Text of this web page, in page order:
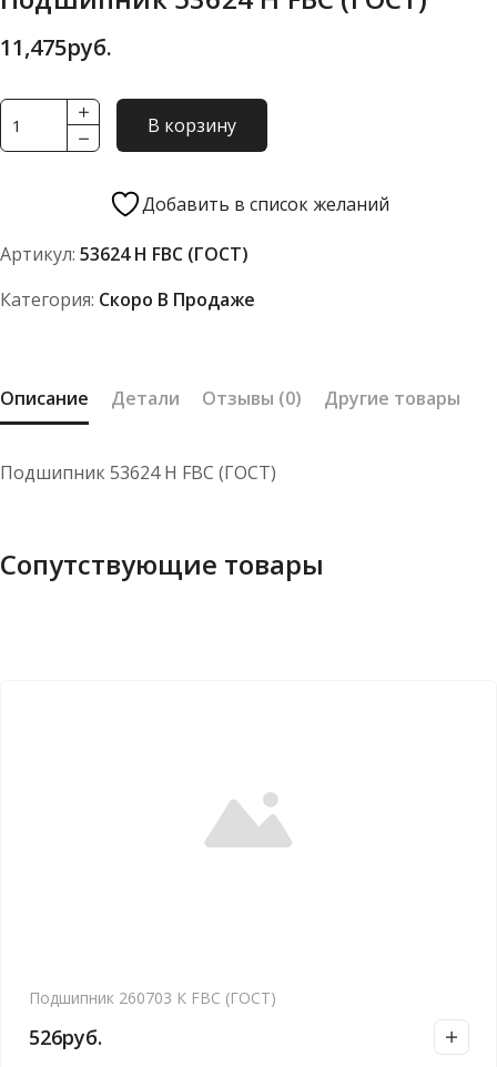
11,475руб.
Количество
товара
FBC
В корзину
Добавить в список желаний
Артикул: 53624 Н FBC (ГОСТ)
Категория: Скоро В Продаже
Описание Детали Отзывы (0) Другие товары
Подшипник 53624 Н FBC (ГОСТ)
Сопутствующие товары
Подшипник 260703 К FBC (ГОСТ)
526руб.